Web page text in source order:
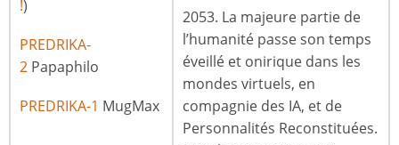
!)
PREDRIKA-
2 Papaphilo
PREDRIKA-1 MugMax
2053. La majeure partie de
l’humanité passe son temps
éveillé et onirique dans les
mondes virtuels, en
compagnie des IA, et de
Personnalités Reconstituées.